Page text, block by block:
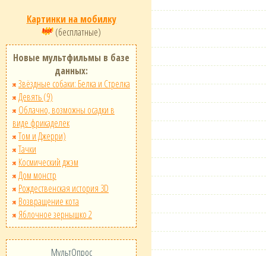
Картинки на мобилку
(бесплатные)
Новые мультфильмы в базе
данных:
Звёздные собаки: Белка и Стрелка
Девять (9)
Облачно, возможны осадки в
виде фрикаделек
Том и Джерри)
Тачки
Космический джэм
Дом монстр
Рождественская история 3D
Возвращение кота
Яблочное зернышко 2
МультОпрос